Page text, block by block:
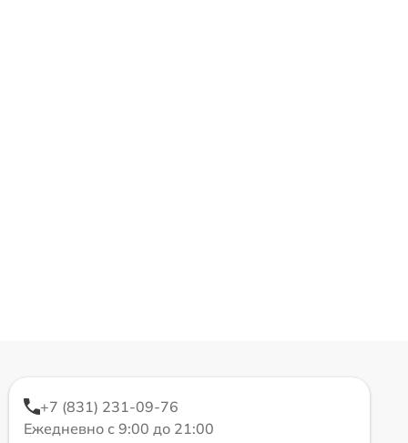
+7 (831) 231-09-76
Ежедневно с 9:00 до 21:00